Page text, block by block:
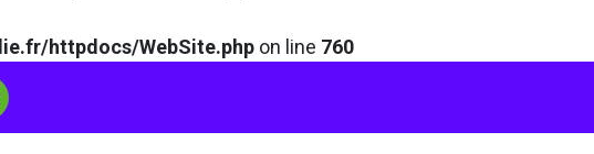
httpdocs/WebSite.php on line 760